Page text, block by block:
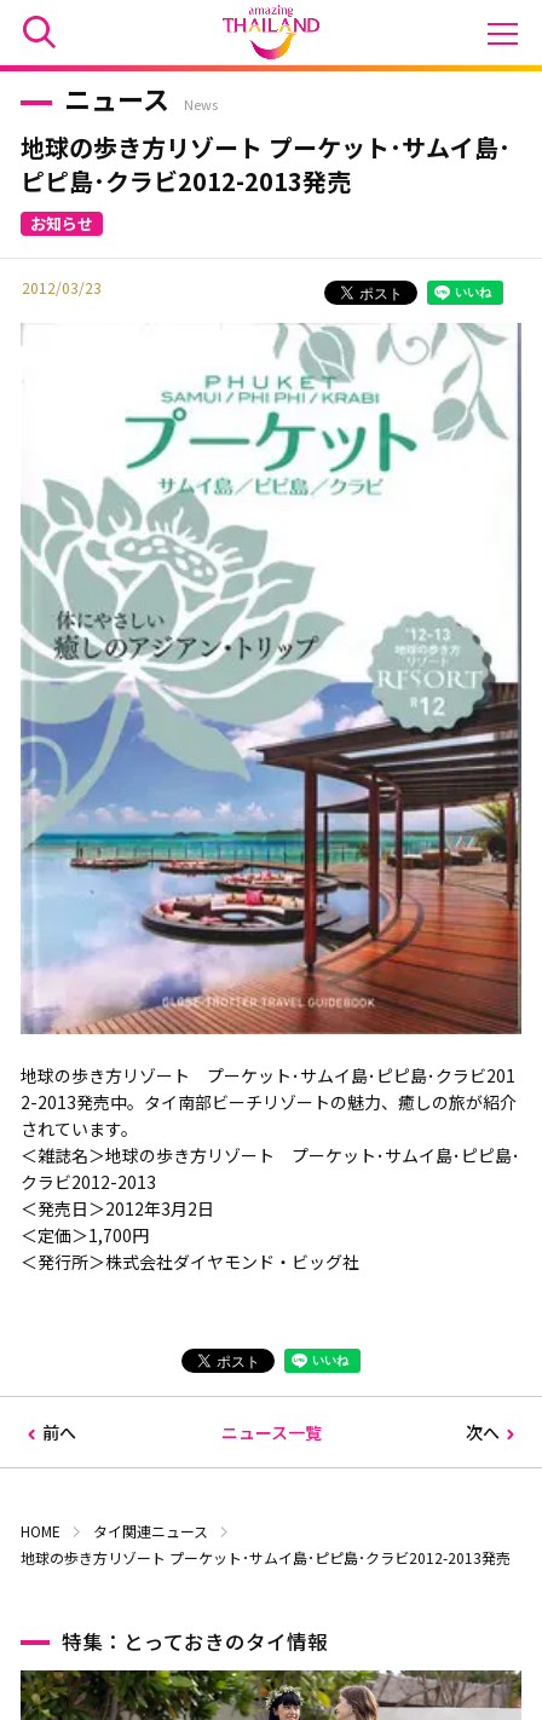
ニュース News
地球の歩き方リゾート プーケット･サムイ島･
ピピ島･クラビ2012-2013発売
2012/03/23
地球の歩き方リゾート プーケット･サムイ島･ピピ島･クラビ201
2-2013発売中。タイ南部ビーチリゾートの魅力、癒しの旅が紹介
されています。
＜雑誌名＞地球の歩き方リゾート プーケット･サムイ島･ピピ島･
クラビ2012-2013
＜発売日＞2012年3月2日
＜定価＞1,700円
＜発行所＞株式会社ダイヤモンド・ビッグ社
前へ ニュース一覧 次へ
HOME
タイ関連ニュース
地球の歩き方リゾート プーケット･サムイ島･ピピ島･クラビ2012-2013発売
特集：とっておきのタイ情報